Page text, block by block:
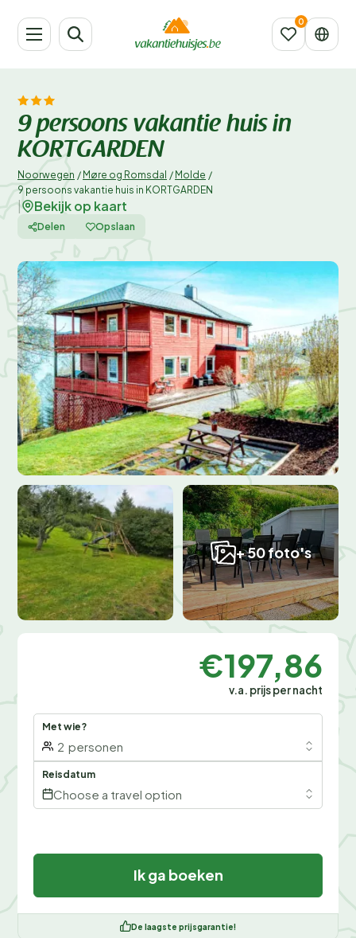
9 persoons vakantie huis in
KORTGARDEN
Noorwegen / Møre og Romsdal / Molde /
9 persoons vakantie huis in KORTGARDEN
Bekijk op kaart
Delen Opslaan
+ 50 foto's
€197,86
v.a. prijs per nacht
Met wie?
2 personen
Reisdatum
Choose a travel option
Ik ga boeken
De laagste prijsgarantie!